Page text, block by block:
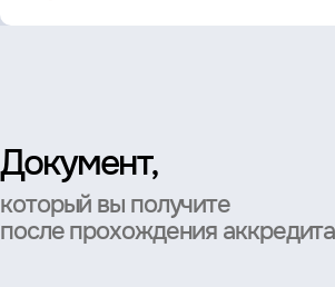
Документ,
который вы получите
после прохождения